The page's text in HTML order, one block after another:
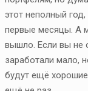
этот неполный
первые месяцы. А
вышло. Если вы не
заработали мало,
будут ещё